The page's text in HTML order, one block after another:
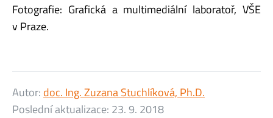
Fotografie: Grafická a multimediální laboratoř, VŠE
v Praze.
Autor: doc. Ing. Zuzana Stuchlíková, Ph.D.
Poslední aktualizace: 23. 9. 2018